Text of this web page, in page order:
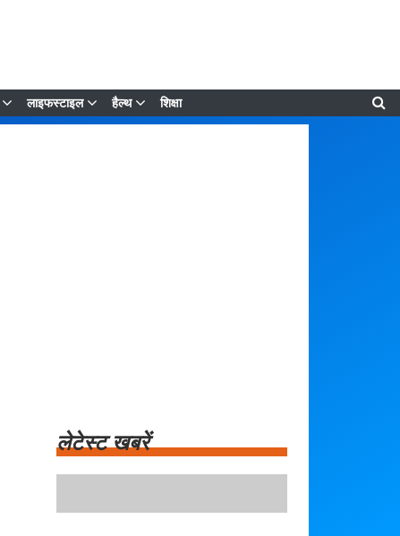
लाइफस्टाइल हैल्थ शिक्षा
लेटेस्ट खबरें